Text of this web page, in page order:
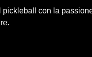
con la